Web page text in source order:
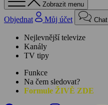
Zobrazit menu
Objednat Můj účet Chat
Nejlevnější televize
Kanály
TV tipy
Funkce
Na čem sledovat?
Formule ŽIVĚ ZDE